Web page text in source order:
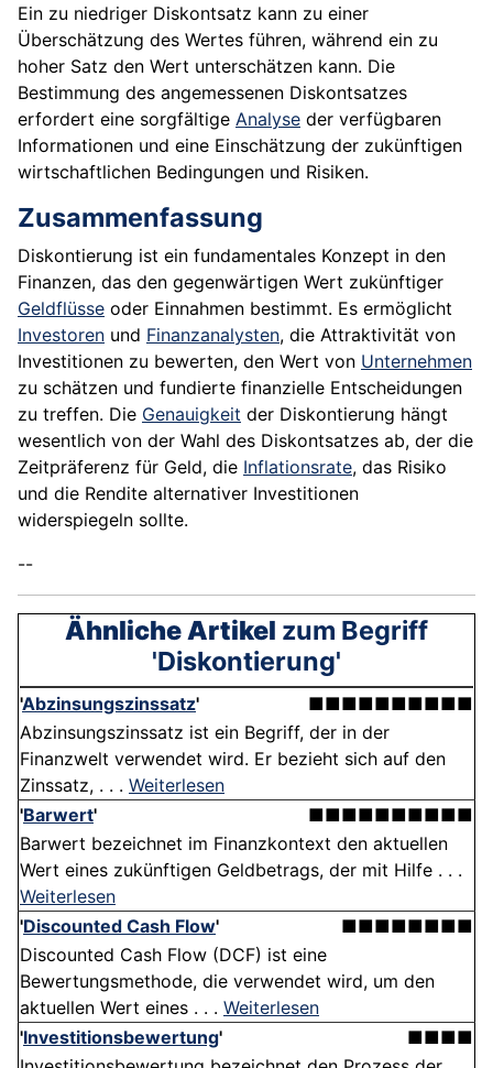
Ein zu niedriger Diskontsatz kann zu einer
Überschätzung des Wertes führen, während ein zu
hoher Satz den Wert unterschätzen kann. Die
Bestimmung des angemessenen Diskontsatzes
erfordert eine sorgfältige Analyse der verfügbaren
Informationen und eine Einschätzung der zukünftigen
wirtschaftlichen Bedingungen und Risiken.
Zusammenfassung
Diskontierung ist ein fundamentales Konzept in den
Finanzen, das den gegenwärtigen Wert zukünftiger
Geldflüsse oder Einnahmen bestimmt. Es ermöglicht
Investoren und Finanzanalysten, die Attraktivität von
Investitionen zu bewerten, den Wert von Unternehmen
zu schätzen und fundierte finanzielle Entscheidungen
zu treffen. Die Genauigkeit der Diskontierung hängt
wesentlich von der Wahl des Diskontsatzes ab, der die
Zeitpräferenz für Geld, die Inflationsrate, das Risiko
und die Rendite alternativer Investitionen
widerspiegeln sollte.
--
Ähnliche Artikel zum Begriff
'Diskontierung'
'Abzinsungszinssatz'
■■■■■■■■■■
Abzinsungszinssatz ist ein Begriff, der in der
Finanzwelt verwendet wird. Er bezieht sich auf den
Zinssatz, . . . Weiterlesen
'Barwert'
■■■■■■■■■■
Barwert bezeichnet im Finanzkontext den aktuellen
Wert eines zukünftigen Geldbetrags, der mit Hilfe . . .
Weiterlesen
'Discounted Cash Flow'
■■■■■■■■
Discounted Cash Flow (DCF) ist eine
Bewertungsmethode, die verwendet wird, um den
aktuellen Wert eines . . . Weiterlesen
'Investitionsbewertung'
■■■■